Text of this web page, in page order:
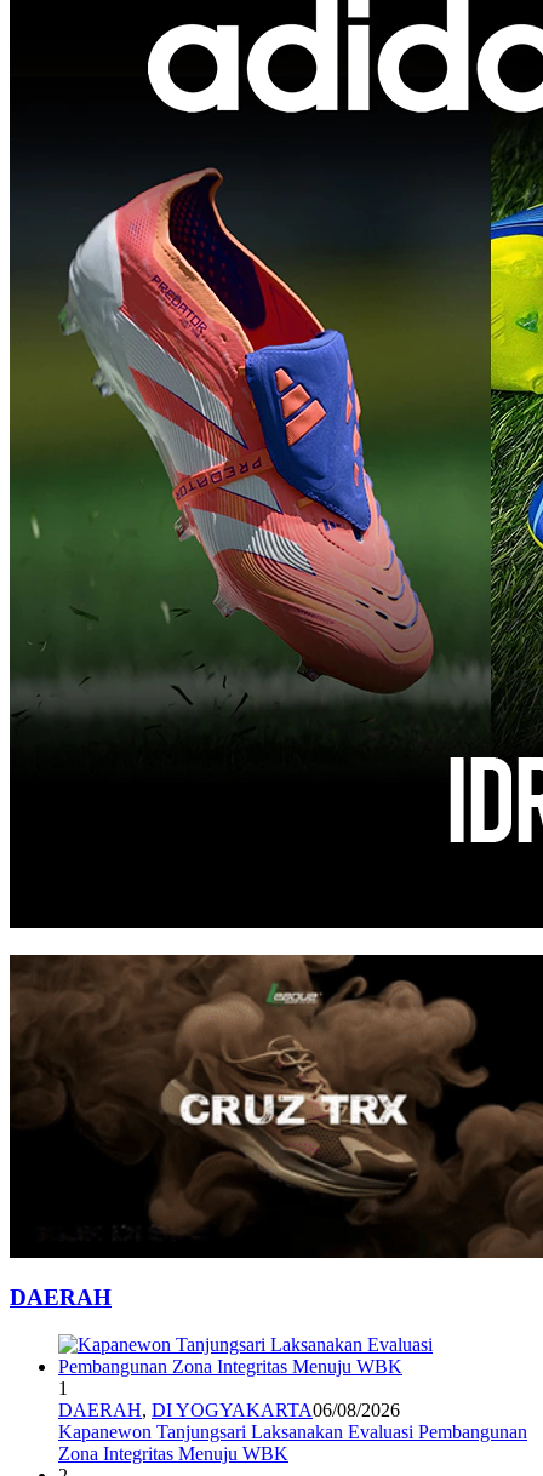
DAERAH
1
DAERAH, DI YOGYAKARTA06/08/2026
Kapanewon Tanjungsari Laksanakan Evaluasi Pembangunan
Zona Integritas Menuju WBK